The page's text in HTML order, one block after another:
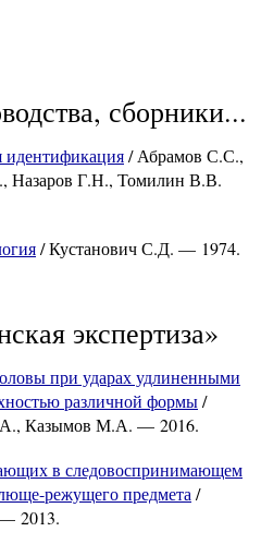
сборники...
идентификация/ Абрамов С.С.,
Назаров Г.Н., Томилин В.В.
/ Кустанович С.Д. — 1974.
экспертиза»
при ударах удлиненными
различной формы/
Казымов М.А. — 2016.
в следовоспринимающем
режущего предмета /
2013.